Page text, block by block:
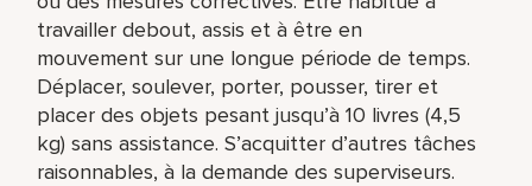
travailler debout, assis et à être en
mouvement sur une longue période de temps.
Déplacer, soulever, porter, pousser, tirer et
placer des objets pesant jusqu’à 10 livres (4,5
kg) sans assistance. S’acquitter d’autres tâches
raisonnables, à la demande des superviseurs.